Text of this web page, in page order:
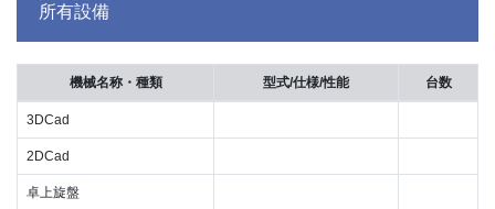
所有設備
機械名称・種類 型式/仕様/性能 台数
3DCad
2DCad
卓上旋盤